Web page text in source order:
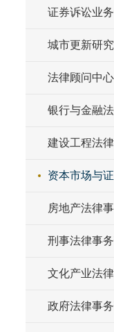
证券诉讼业
城市更新研
法律顾问中心
银行与金融
建设工程法
资本市场与
房地产法律
刑事法律事
文化产业法
政府法律事